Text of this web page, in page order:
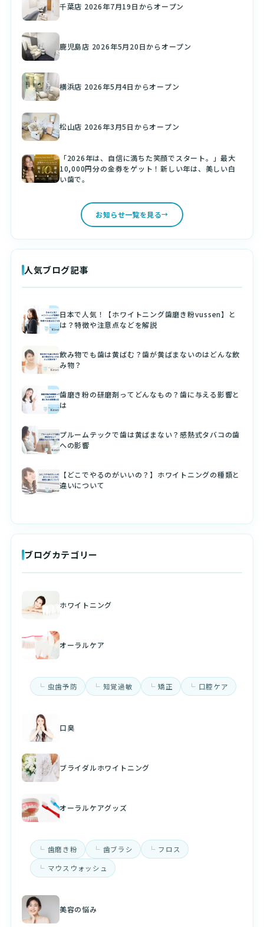
千葉店 2026年7月19日からオープン
鹿児島店 2026年5月20日からオープン
横浜店 2026年5月4日からオープン
松山店 2026年3月5日からオープン
「2026年は、自信に満ちた笑顔でスタート。」最大
10,000円分の金券をゲット！新しい年は、美しい白
い歯で。
お知らせ一覧を見る
人気ブログ記事
日本で人気！【ホワイトニング歯磨き粉vussen】と
は？特徴や注意点などを解説
飲み物でも歯は黄ばむ？歯が黄ばまないのはどんな飲
み物？
歯磨き粉の研磨剤ってどんなもの？歯に与える影響と
は
プルームテックで歯は黄ばまない？感熱式タバコの歯
への影響
【どこでやるのがいいの？】ホワイトニングの種類と
違いについて
ブログカテゴリー
ホワイトニング
オーラルケア
虫歯予防 知覚過敏 矯正 口腔ケア
口臭
ブライダルホワイトニング
オーラルケアグッズ
歯磨き粉 歯ブラシ
フロス
マウスウォッシュ
美容の悩み